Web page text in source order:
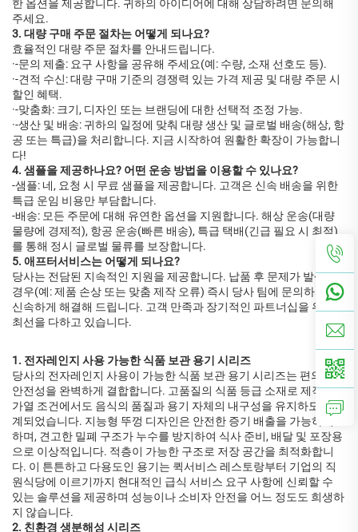
한 옵션을 제공합니다. 귀하의 아이디어에 대해 상담하려면 문의해
주세요.
3. 대량 구매 주문 절차는 어떻게 되나요?
효율적인 대량 주문 절차를 안내드립니다.
·-문의 제출: 요구 사항을 공유해 주세요(예: 수량, 소재 선호도 등).
·-견적 수신: 대량 구매 기준의 경쟁력 있는 가격 제공 및 대량 주문 시
할인 혜택.
·-맞춤화: 크기, 디자인 또는 브랜딩에 대한 선택적 조정 가능.
·-생산 및 배송: 귀하의 일정에 맞춰 대량 생산 및 글로벌 배송(해상, 항
공 또는 특급)을 처리합니다. 지금 시작하여 원활한 확장이 가능합니
다!
4. 샘플을 제공하나요? 어떤 운송 방법을 이용할 수 있나요?
-샘플: 네, 요청 시 무료 샘플을 제공합니다. 고객은 신속 배송을 위한
특급 운임 비용만 부담합니다.
-배송: 모든 주문에 대해 유연한 옵션을 지원합니다. 해상 운송(대량
물량에 경제적), 항공 운송(빠른 배송), 특급 택배(긴급 필요 시 최적)
를 통해 정시 글로벌 물류를 보장합니다.
5. 애프터서비스는 어떻게 되나요?
당사는 전담된 지속적인 지원을 제공합니다. 납품 후 문제가 발생할
경우(예: 제품 손상 또는 맞춤 제작 오류) 즉시 당사 팀에 문의하시면
신속하게 해결해 드립니다. 고객 만족과 장기적인 파트너십을 위해
최선을 다하고 있습니다.
1. 전자레인지 사용 가능한 식품 보관 용기 시리즈
당사의 전자레인지 사용이 가능한 식품 보관 용기 시리즈는 편의성과
안전성을 완벽하게 결합합니다. 고품질의 식품 등급 소재로 제작되어
가열 조건에서도 음식의 품질과 용기 자체의 내구성을 유지하도록 설
계되었습니다. 지능형 뚜껑 디자인은 안전한 증기 배출을 가능하게
하며, 견고한 밀폐 구조가 누수를 방지하여 식사 준비, 배달 및 포장용
으로 이상적입니다. 적층이 가능한 구조로 저장 공간을 최적화합니
다. 이 튼튼하고 다용도인 용기는 퀵서비스 레스토랑부터 기업의 직
원식당에 이르기까지 현대적인 급식 서비스 요구 사항에 신뢰할 수
있는 솔루션을 제공하며 성능이나 소비자 안전을 어느 정도도 희생하
지 않습니다.
2. 친환경 생분해성 시리즈